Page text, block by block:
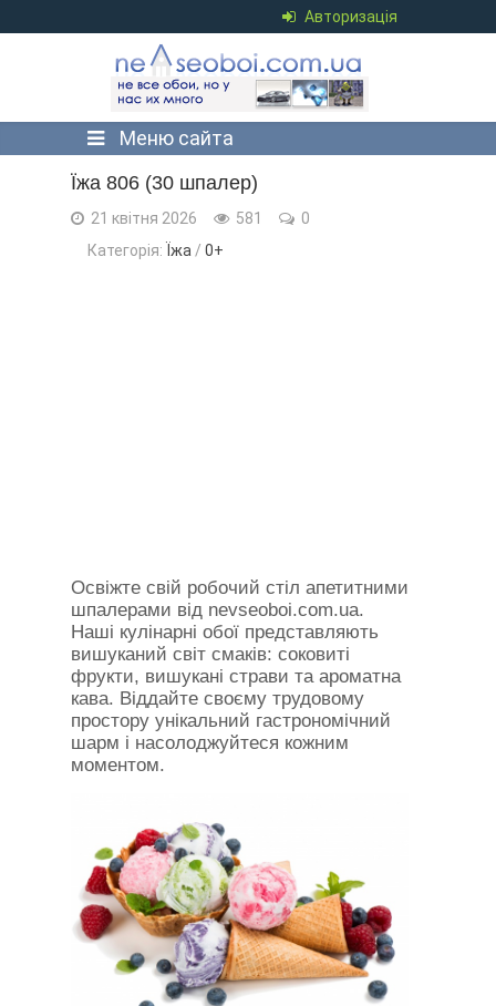
Авторизація
Меню сайта
Їжа 806 (30 шпалер)
21 квітня 2026 581
0
Категорія: Їжа / 0+
Освіжте свій робочий стіл апетитними
шпалерами від nevseoboi.com.ua.
Наші кулінарні обої представляють
вишуканий світ смаків: соковиті
фрукти, вишукані страви та ароматна
кава. Віддайте своєму трудовому
простору унікальний гастрономічний
шарм і насолоджуйтеся кожним
моментом.